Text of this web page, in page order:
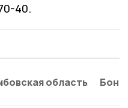
40.
область